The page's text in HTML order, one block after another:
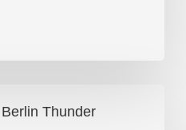
Berlin Thunder